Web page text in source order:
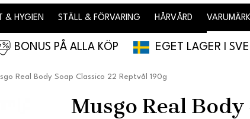
& HYGIEN STÄLL & FÖRVARING HÅRVÅRD
BONUS PÅ ALLA KÖP EGET LAGER I
Real Body Soap Classico 22 Reptvål 190g
Musgo Real Body